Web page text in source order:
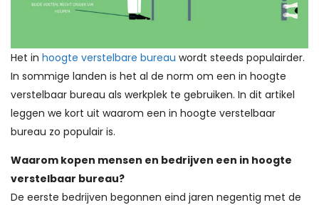
Het in hoogte verstelbare bureau wordt steeds populairder.
In sommige landen is het al de norm om een in hoogte
verstelbaar bureau als werkplek te gebruiken. In dit artikel
leggen we kort uit waarom een in hoogte verstelbaar
bureau zo populair is.
Waarom kopen mensen en bedrijven een in hoogte
verstelbaar bureau?
De eerste bedrijven begonnen eind jaren negentig met de